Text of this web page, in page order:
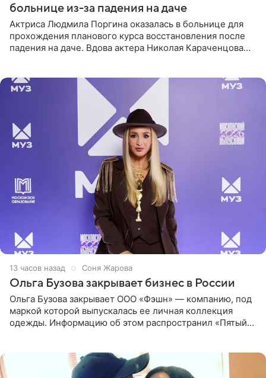
больнице из-за падения на даче
Актриса Людмила Поргина оказалась в больнице для
прохождения планового курса восстановления после
падения на даче. Вдова актера Николая Караченцова
13 часов назад Соня Жарова
Ольга Бузова закрывает бизнес в России
Ольга Бузова закрывает ООО «Фэшн» — компанию, под
маркой которой выпускалась ее личная коллекция
одежды. Информацию об этом распространил «Пятый